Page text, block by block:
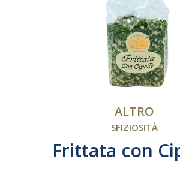
ALTRO
SFIZIOSITÀ
Frittata con